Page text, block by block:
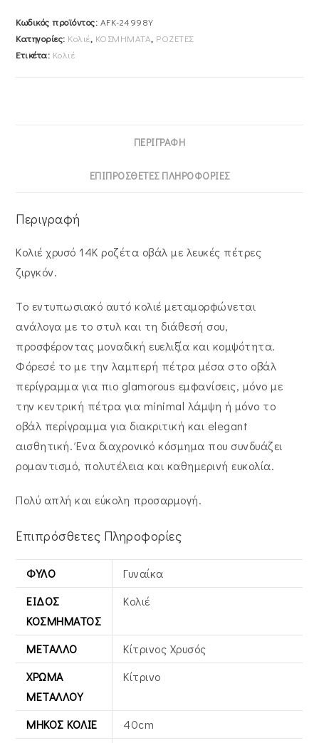
24998Y
ποσότητα
Κωδικός προϊόντος: AFK-24998Y
Κατηγορίες: Κολιέ, ΚΟΣΜΗΜΑΤΑ, ΡΟΖΕΤΕΣ
Ετικέτα: Κολιέ
ΠΕΡΙΓΡΑΦΉ
ΕΠΙΠΡΌΣΘΕΤΕΣ ΠΛΗΡΟΦΟΡΊΕΣ
Περιγραφή
Κολιέ χρυσό 14K ροζέτα οβάλ με λευκές πέτρες
ζιργκόν.
Το εντυπωσιακό αυτό κολιέ μεταμορφώνεται
ανάλογα με το στυλ και τη διάθεσή σου,
προσφέροντας μοναδική ευελιξία και κομψότητα.
Φόρεσέ το με την λαμπερή πέτρα μέσα στο οβάλ
περίγραμμα για πιο glamorous εμφανίσεις, μόνο με
την κεντρική πέτρα για minimal λάμψη ή μόνο το
οβάλ περίγραμμα για διακριτική και elegant
αισθητική. Ένα διαχρονικό κόσμημα που συνδυάζει
ρομαντισμό, πολυτέλεια και καθημερινή ευκολία.
Πολύ απλή και εύκολη προσαρμογή.
Επιπρόσθετες Πληροφορίες
ΦΎΛΟ
Γυναίκα
ΕΊΔΟΣ
ΚΟΣΜΉΜΑΤΟΣ
Κολιέ
ΜΈΤΑΛΛΟ
Κίτρινος Xρυσός
ΧΡΏΜΑ
ΜΕΤΆΛΛΟΥ
Κίτρινο
ΜΉΚΟΣ ΚΟΛΙΈ
40cm